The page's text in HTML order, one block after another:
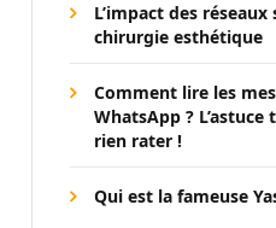
L’impact des
chirurgie esthétique
Comment lire les
WhatsApp ?
rien rater !
Qui est la fameuse